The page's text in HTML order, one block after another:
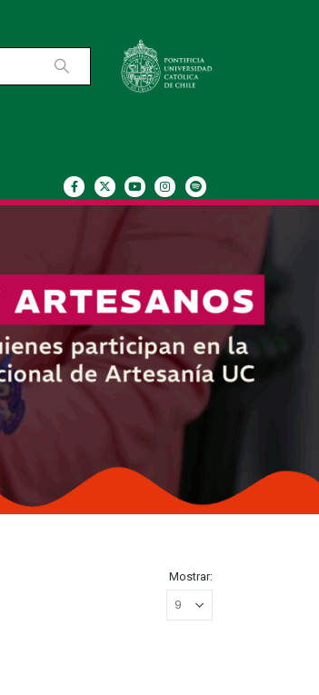
Mostrar: